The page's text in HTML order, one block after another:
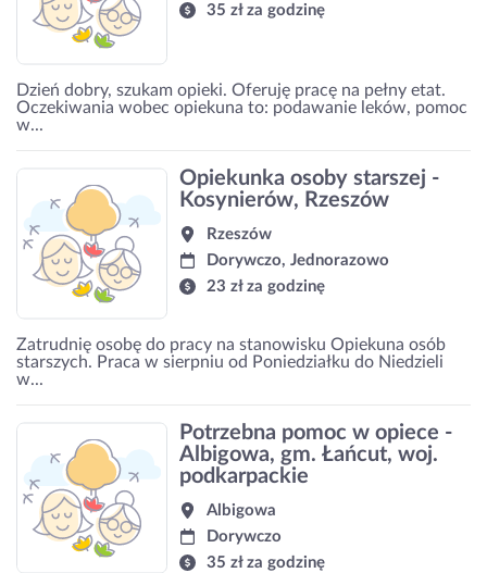
35 zł za godzinę
Dzień dobry, szukam opieki. Oferuję pracę na pełny etat.
Oczekiwania wobec opiekuna to: podawanie leków, pomoc
w...
Opiekunka osoby starszej -
Kosynierów, Rzeszów
Rzeszów
Dorywczo, Jednorazowo
23 zł za godzinę
Zatrudnię osobę do pracy na stanowisku Opiekuna osób
starszych. Praca w sierpniu od Poniedziałku do Niedzieli
w...
Potrzebna pomoc w opiece -
Albigowa, gm. Łańcut, woj.
podkarpackie
Albigowa
Dorywczo
35 zł za godzinę